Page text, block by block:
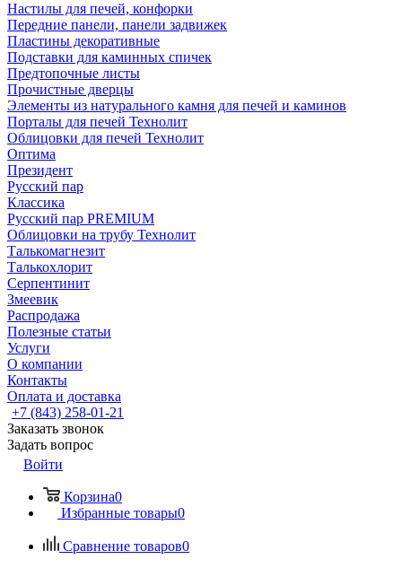
Настилы для печей, конфорки
Передние панели, панели задвижек
Пластины декоративные
Подставки для каминных спичек
Предтопочные листы
Прочистные дверцы
Элементы из натурального камня для печей и каминов
Порталы для печей Технолит
Облицовки для печей Технолит
Оптима
Президент
Русский пар
Классика
Русский пар PREMIUM
Облицовки на трубу Технолит
Талькомагнезит
Талькохлорит
Серпентинит
Змеевик
Распродажа
Полезные статьи
Услуги
О компании
Контакты
Оплата и доставка
+7 (843) 258-01-21
Заказать звонок
Задать вопрос
Войти
Корзина0
Избранные товары0
Сравнение товаров0